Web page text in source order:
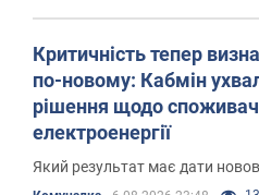
Критичність тепер
по-новому: Кабмін
рішення щодо
електроенергії
Який результат має дати